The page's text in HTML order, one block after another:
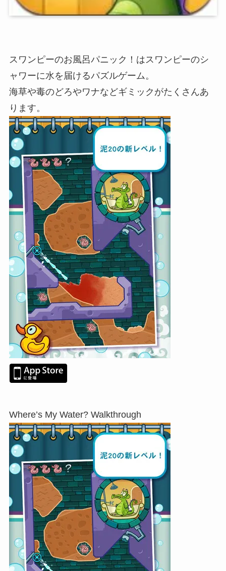
スワンピーのお風呂パニック！はスワンピーのシ
ャワーに水を届けるパズルゲーム。
海草や毒のどろやワナなどギミックがたくさんあ
ります。
Where’s My Water? Walkthrough